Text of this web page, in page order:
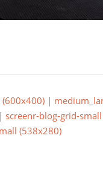
|
screenr-blog-grid-
(538x280)